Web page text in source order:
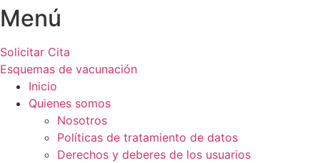
Menú
Solicitar Cita
Esquemas de vacunación
Inicio
Quienes somos
Nosotros
Políticas de tratamiento de datos
Derechos y deberes de los usuarios